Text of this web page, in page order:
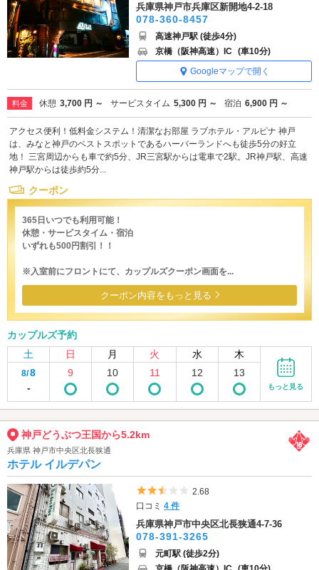
兵庫県神戸市兵庫区新開地4-2-18
078-360-8457
高速神戸駅 (徒歩4分)
京橋（阪神高速）IC (車10分)
Googleマップで開く
料金 休憩 3,700 円 ～ サービスタイム 5,300 円 ～ 宿泊 6,900 円 ～
アクセス便利！低料金システム！清潔なお部屋 ラブホテル・アルピナ 神戸
は、みなと神戸のベストスポットであるハーバーランドへも徒歩5分の好立
地！ 三宮周辺からも車で約5分、JR三宮駅からは電車で2駅。JR神戸駅、高速
神戸駅からは徒歩約5分...
クーポン
365日いつでも利用可能！
休憩・サービスタイム・宿泊
いずれも500円割引！！
※入室前にフロントにて、カップルズクーポン画面を...
クーポン内容をもっと見る
カップルズ予約
土
日 月 火 水 木
8/8
-
9 10 11 12 13
もっと見る
神戸どうぶつ王国から5.2km
兵庫県 神戸市中央区北長狭通
ホテル イルデパン
5つ星のうち2.5
2.68
口コミ4 件
兵庫県神戸市中央区北長狭通4-7-36
078-391-3265
元町駅 (徒歩2分)